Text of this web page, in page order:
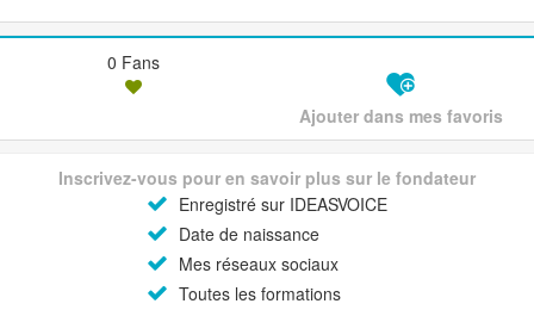
0 Fans
Ajouter dans mes favoris
Inscrivez-vous pour en savoir plus sur le fondateur
Enregistré sur IDEASVOICE
Date de naissance
Mes réseaux sociaux
Toutes les formations